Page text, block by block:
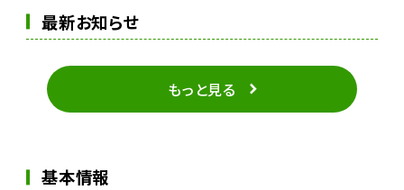
最新お知らせ
もっと見る
基本情報